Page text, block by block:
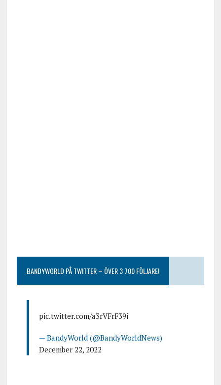
BANDYWORLD PÅ TWITTER – ÖVER 3 700 FÖLJARE!
pic.twitter.com/a3rVFrF39i
— BandyWorld (@BandyWorldNews)
December 22, 2022